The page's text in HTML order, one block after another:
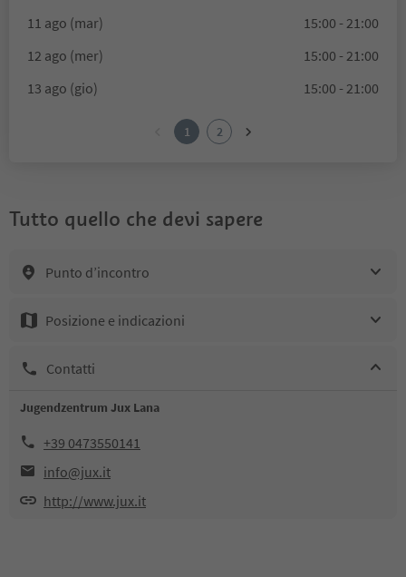
11 ago (mar)
15:00 - 21:00
12 ago (mer)
15:00 - 21:00
13 ago (gio)
15:00 - 21:00
1 2
Tutto quello che devi sapere
Punto d’incontro
Posizione e indicazioni
Contatti
Jugendzentrum Jux Lana
+39 0473550141
info@jux.it
http://www.jux.it